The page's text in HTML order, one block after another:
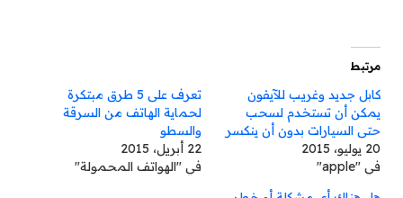
مرتبط
كابل جديد وغريب للآيفون
يمكن أن تستخدم لسحب
حتى السيارات بدون أن ينكسر
20 يوليو، 2015
في "apple"
تعرف على 5 طرق مبتكرة
لحماية الهاتف من السرقة
والسطو
22 أبريل، 2015
في "الهواتف المحمولة"